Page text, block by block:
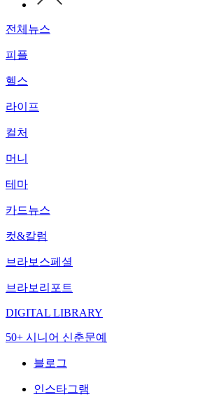
전체뉴스
피플
헬스
라이프
컬처
머니
테마
카드뉴스
컷&칼럼
브라보스페셜
브라보리포트
DIGITAL LIBRARY
50+ 시니어 신춘문예
블로그
인스타그램